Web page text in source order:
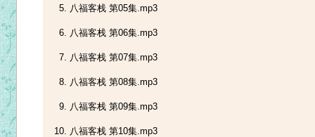
八福客栈 第05集.mp3
八福客栈 第06集.mp3
八福客栈 第07集.mp3
八福客栈 第08集.mp3
八福客栈 第09集.mp3
八福客栈 第10集.mp3